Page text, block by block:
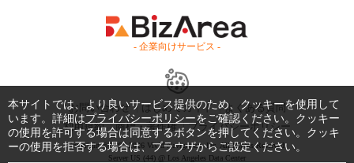
- 企業向けサービス -
お問い合わせ はじめてガイド
よくある質問
利用規約
商標・著作権 プライバシーポリシー
Copyright © 1999-2026 Vivid Navigation, Inc. All Rights Reserved.
Server US (44) @ Los Angeles Data Center
本サイトでは、より良いサービス提供のため、クッキーを使用して
います。詳細はプライバシーポリシーをご確認ください。クッキー
の使用を許可する場合は同意するボタンを押してください。クッキ
ーの使用を拒否する場合は、ブラウザからご設定ください。